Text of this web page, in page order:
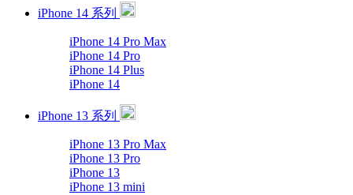
iPhone 14 系列
iPhone 14 Pro Max
iPhone 14 Pro
iPhone 14 Plus
iPhone 14
iPhone 13 系列
iPhone 13 Pro Max
iPhone 13 Pro
iPhone 13
iPhone 13 mini